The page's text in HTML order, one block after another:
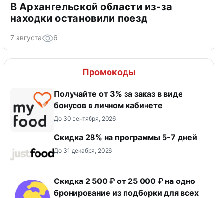
В Архангельской области из-за
находки остановили поезд
7 августа 6
Промокоды
Получайте от 3% за заказ в виде
бонусов в личном кабинете
До 30 сентября, 2026
Скидка 28% на программы 5-7 дней
До 31 декабря, 2026
Скидка 2 500 ₽ от 25 000 ₽ на одно
бронирование из подборки для всех